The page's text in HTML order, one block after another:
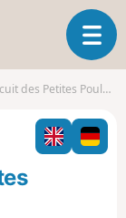
O
u
i
r
l
des Petites Poulettes